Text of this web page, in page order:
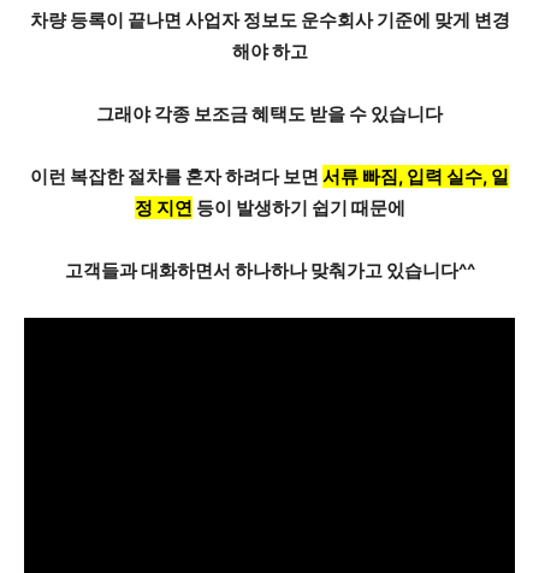
차량 등록이 끝나면 사업자 정보도 운수회사 기준에 맞게 변경
해야 하고
그래야각종 보조금 혜택도 받을 수 있습니다
이런 복잡한 절차를 혼자 하려다 보면 서류 빠짐, 입력 실수, 일
정 지연 등이 발생하기 쉽기 때문에
고객들과 대화하면서 하나하나 맞춰가고 있습니다^^